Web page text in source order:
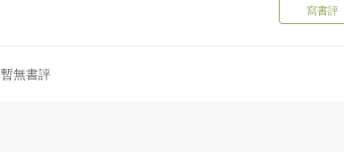
面？你自己翻看好了~~ 寫書評
暫無書評